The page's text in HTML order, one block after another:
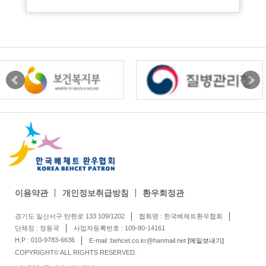
이용약관 개인정보취급방침 환우회정관
경기도 일산서구 탄현로 133 109/1202
협회명 : 한국베체트환우협회
단체장 : 정동국
사업자등록번호 : 109-80-14161
H.P : 010-9783-6636
E-mail :behcet.co.kr@hanmail.net [메일보내기]
COPYRIGHT© ALL RIGHTS RESERVED.